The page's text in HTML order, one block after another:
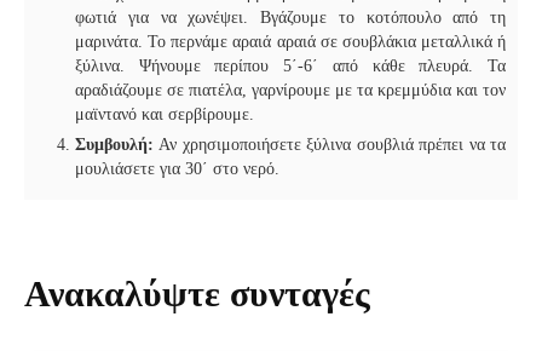
φωτιά για να χωνέψει. Βγάζουμε το κοτόπουλο από τη
μαρινάτα. Το περνάμε αραιά αραιά σε σουβλάκια μεταλλικά ή
ξύλινα. Ψήνουμε περίπου 5΄-6΄ από κάθε πλευρά. Τα
αραδιάζουμε σε πιατέλα, γαρνίρουμε με τα κρεμμύδια και τον
μαϊντανό και σερβίρουμε.
Συμβουλή:Αν χρησιμοποιήσετε ξύλινα σουβλιά πρέπει να τα
μουλιάσετε για 30΄ στο νερό.
Ανακαλύψτε συνταγές